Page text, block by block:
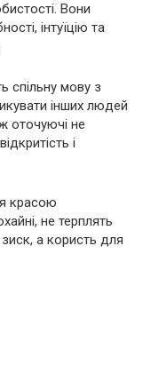
Вони
інтуїцію та
спільну мову з
інших людей
оточуючі не
і
красою
не терплять
зиск, а користь для